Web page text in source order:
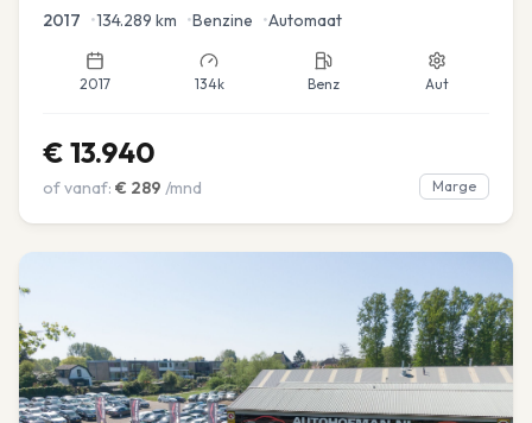
2017 •134.289 km •Benzine •Automaat
2017 134k Benz Aut
€ 13.940
of vanaf: € 289 /mnd Marge